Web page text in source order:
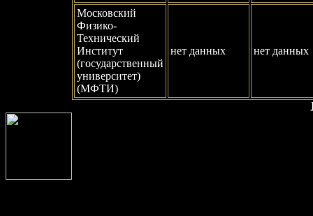
Московский
Физико-
Технический
Институт
(государственный
университет)
(МФТИ)
нет данных нет данных